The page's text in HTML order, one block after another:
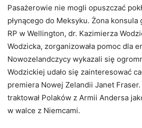
Pasażerowie nie mogli opuszczać
płynącego do Meksyku. Żona konsula
RP w Wellington, dr. Kazimierza
Wodzicka, zorganizowała pomoc dla
Nowozelandczycy wykazali się
Wodzickiej udało się zainteresować
premiera Nowej Zelandii Janet
traktował Polaków z Armii Andersa
w walce z Niemcami.